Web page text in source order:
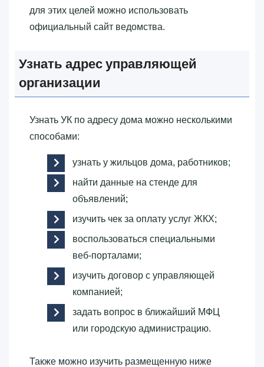
для этих целей можно использовать
официальный сайт ведомства.
Узнать адрес управляющей
организации
Узнать УК по адресу дома можно несколькими
способами:
узнать у жильцов дома, работников;
найти данные на стенде для
объявлений;
изучить чек за оплату услуг ЖКХ;
воспользоваться специальными
веб-порталами;
изучить договор с управляющей
компанией;
задать вопрос в ближайший МФЦ
или городскую администрацию.
Также можно изучить размещенную ниже